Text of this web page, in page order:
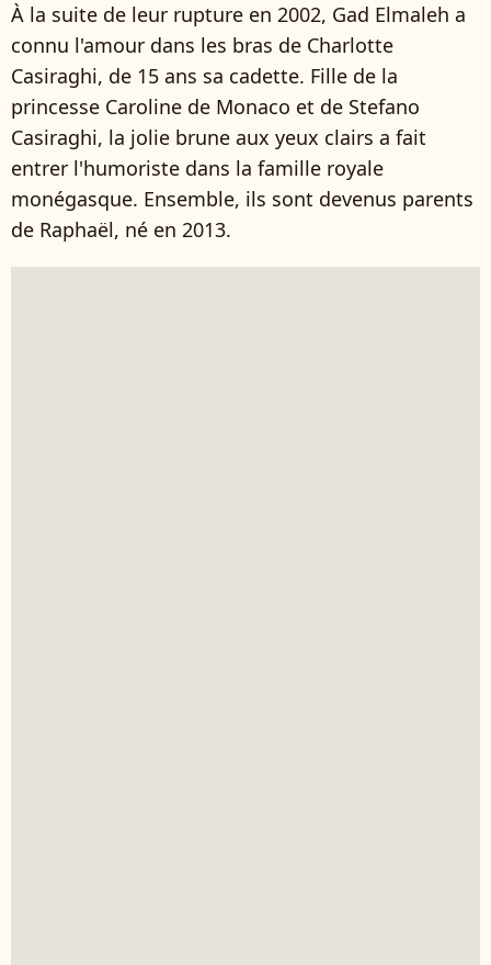
À la suite de leur rupture en 2002, Gad Elmaleh a
connu l'amour dans les bras de Charlotte
Casiraghi, de 15 ans sa cadette. Fille de la
princesse Caroline de Monaco et de Stefano
Casiraghi, la jolie brune aux yeux clairs a fait
entrer l'humoriste dans la famille royale
monégasque. Ensemble, ils sont devenus parents
de Raphaël, né en 2013.